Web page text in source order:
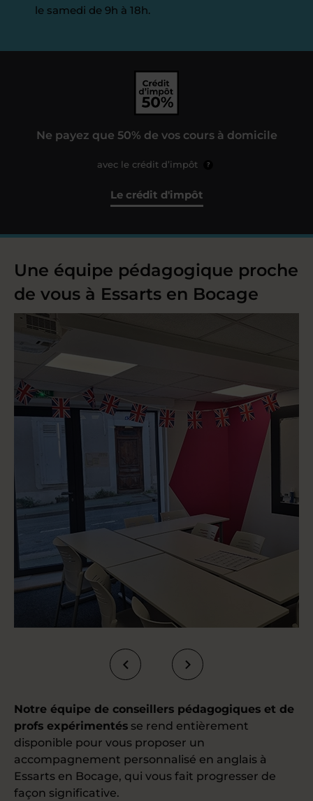
le samedi de 9h à 18h.
Ne payez que 50% de vos cours à domicile
avec le crédit d’impôt ?
Le crédit d'impôt
Une équipe pédagogique proche
de vous à Essarts en Bocage
Notre équipe de conseillers pédagogiques et de
profs expérimentés se rend entièrement
disponible pour vous proposer un
accompagnement personnalisé en anglais à
Essarts en Bocage, qui vous fait progresser de
façon significative.